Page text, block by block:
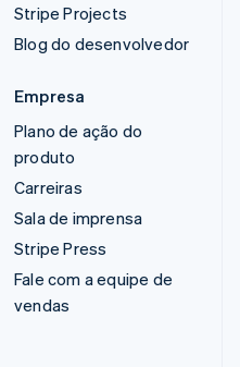
Stripe Projects
Blog do desenvolvedor
Empresa
Plano de ação do
produto
Carreiras
Sala de imprensa
Stripe Press
Fale com a equipe de
vendas